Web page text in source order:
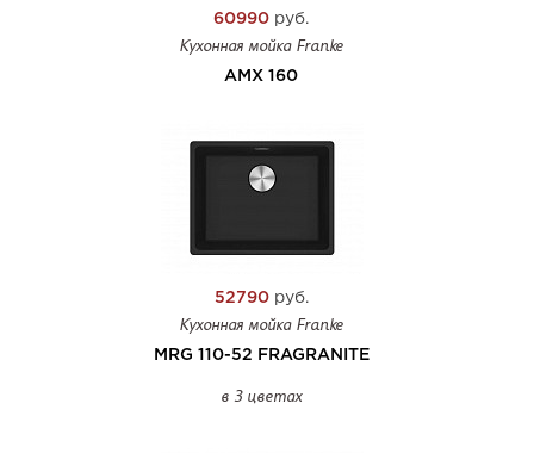
60990 руб.
Кухонная мойка Franke
AMX 160
52790руб.
Кухонная мойка Franke
MRG 110-52 FRAGRANITE
в 3 цветах